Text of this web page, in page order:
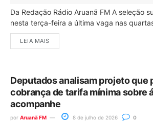
Da Redação Rádio Aruanã FM A seleção
nesta terça-feira a última vaga nas
LEIA MAIS
Deputados analisam projeto que
cobrança de tarifa mínima sobre
acompanhe
por Aruanã FM 8 de julho de 2026 0